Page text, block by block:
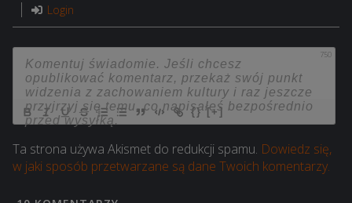
Login
750
{} [+]
Ta strona używa Akismet do redukcji spamu. Dowiedz się,
w jaki sposób przetwarzane są dane Twoich komentarzy.